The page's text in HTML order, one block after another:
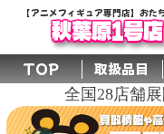
【アニメフィギュア専門店】おた
秋葉原1号店
TOP 取扱品目
全国28店舗